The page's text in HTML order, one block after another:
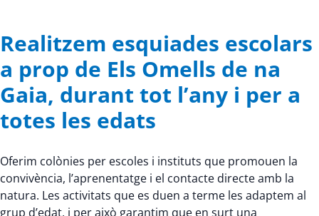
Realitzem esquiades escolars
a prop de Els Omells de na
Gaia, durant tot l’any i per a
totes les edats
Oferim colònies per escoles i instituts que promouen la
convivència, l’aprenentatge i el contacte directe amb la
natura. Les activitats que es duen a terme les adaptem al
grup d’edat, i per això garantim que en surt una